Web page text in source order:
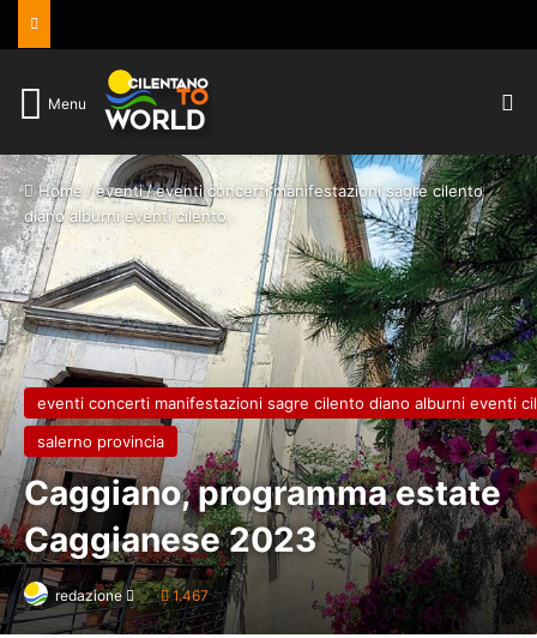
Menu
Home/eventi/eventi concerti manifestazioni sagre cilento
diano alburni eventi cilento
eventi concerti manifestazioni sagre cilento diano alburni eventi
salerno provincia
Caggiano, programma estate
Caggianese 2023
redazione Invia
un'email
1.467